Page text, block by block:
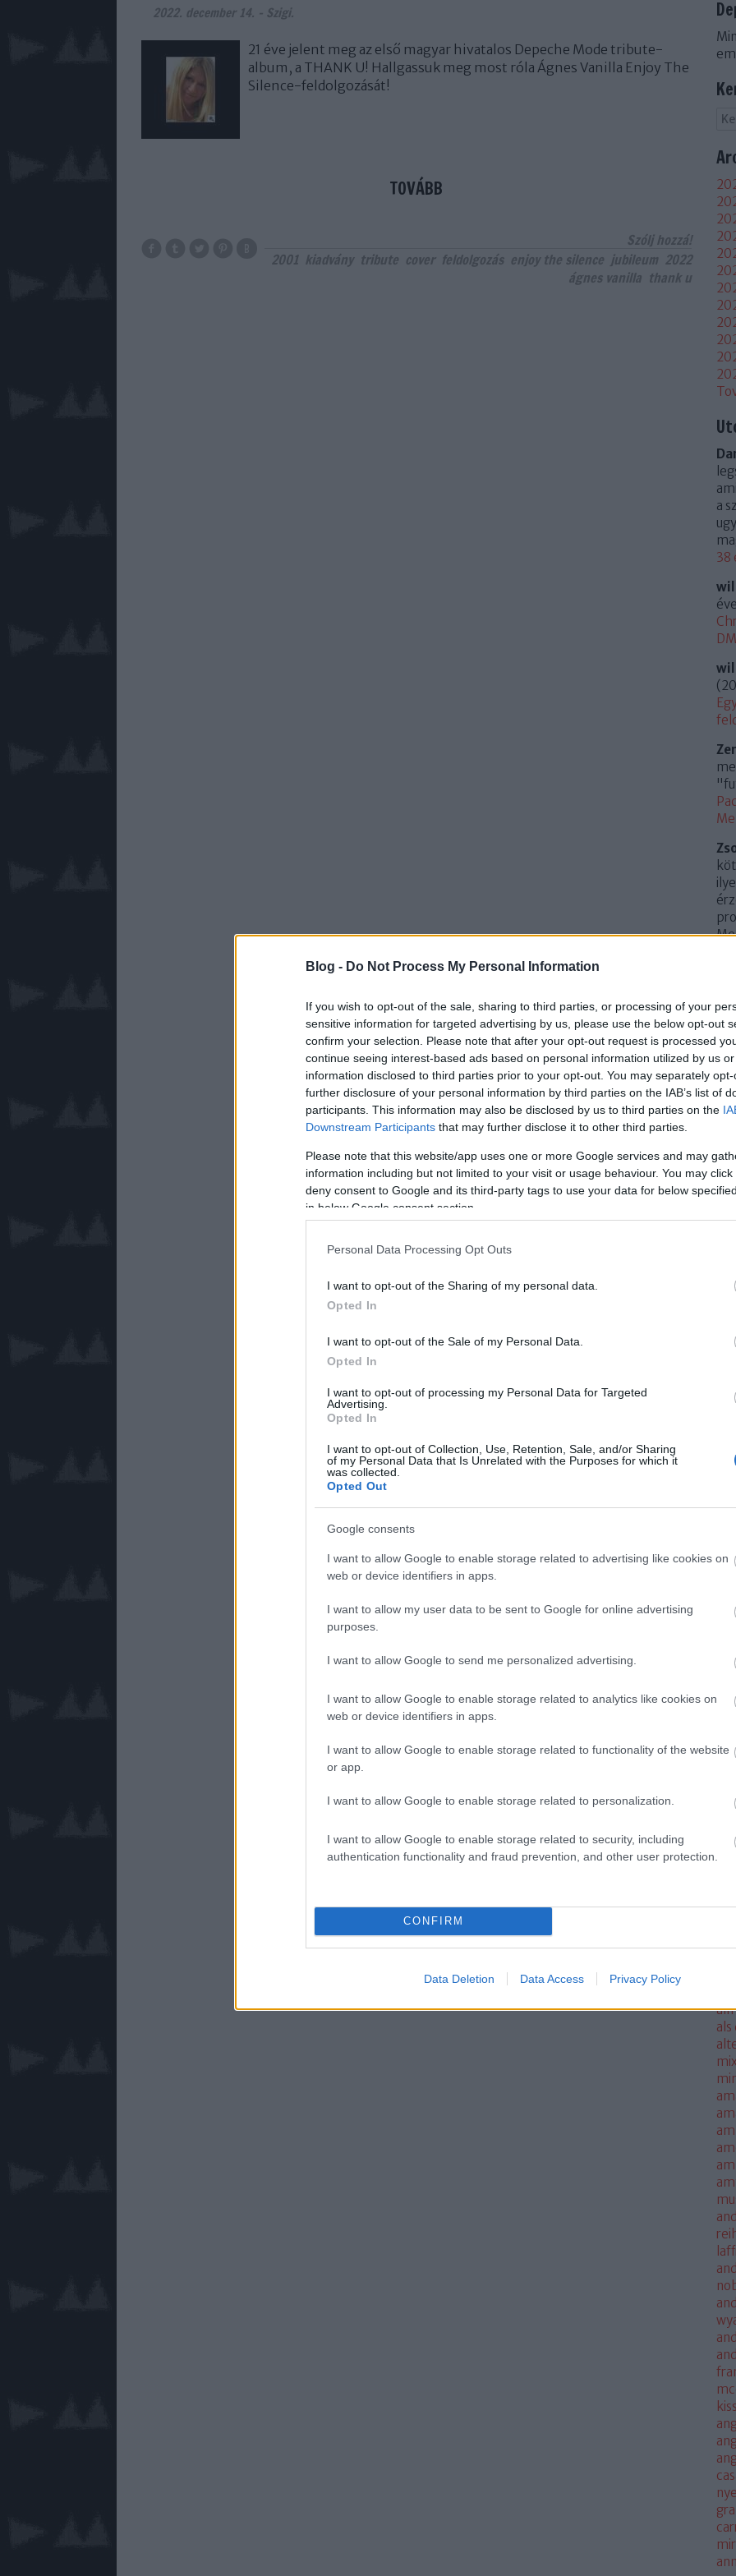
Blog - Do Not Process My Personal Information
If you wish to opt-out of the sale, sharing to third parties, or processing of your
sensitive information for targeted advertising by us, please use the below opt-out
confirm your selection. Please note that after your opt-out request is processed
continue seeing interest-based ads based on personal information utilized by us
information disclosed to third parties prior to your opt-out. You may separately
further disclosure of your personal information by third parties on the IAB’s list of
participants. This information may also be disclosed by us to third parties on the
Downstream Participants that may further disclose it to other third parties.
Please note that this website/app uses one or more Google services and may
information including but not limited to your visit or usage behaviour. You may
deny consent to Google and its third-party tags to use your data for below
in below Google consent section.
Personal Data Processing Opt Outs
I want to opt-out of the Sharing of my personal data.
Opted In
I want to opt-out of the Sale of my Personal Data.
Opted In
I want to opt-out of processing my Personal Data for Targeted
Advertising.
Opted In
I want to opt-out of Collection, Use, Retention, Sale, and/or Sharing
of my Personal Data that Is Unrelated with the Purposes for which it
was collected.
Opted Out
Google consents
I want to allow Google to enable storage related to advertising like cookies on
web or device identifiers in apps.
I want to allow my user data to be sent to Google for online advertising
purposes.
I want to allow Google to send me personalized advertising.
I want to allow Google to enable storage related to analytics like cookies on
web or device identifiers in apps.
I want to allow Google to enable storage related to functionality of the website
or app.
I want to allow Google to enable storage related to personalization.
I want to allow Google to enable storage related to security, including
authentication functionality and fraud prevention, and other user protection.
CONFIRM
Data Deletion Data Access Privacy Policy
2022. december 14. - Szigi.
21 éve jelent meg az első magyar hivatalos Depeche Mode tribute-
album, a THANK U! Hallgassuk meg most róla Ágnes Vanilla Enjoy The
Silence-feldolgozását!
TOVÁBB
Szólj hozzá!
2001 kiadvány tribute cover feldolgozás enjoy the silence jubileum 2022
ágnes vanilla thank u
a
38
(
.
als
mix